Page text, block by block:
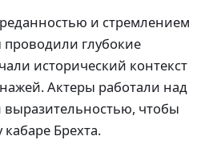
и стремлением
глубокие
исторический контекст
Актеры работали над
чтобы
Брехта.